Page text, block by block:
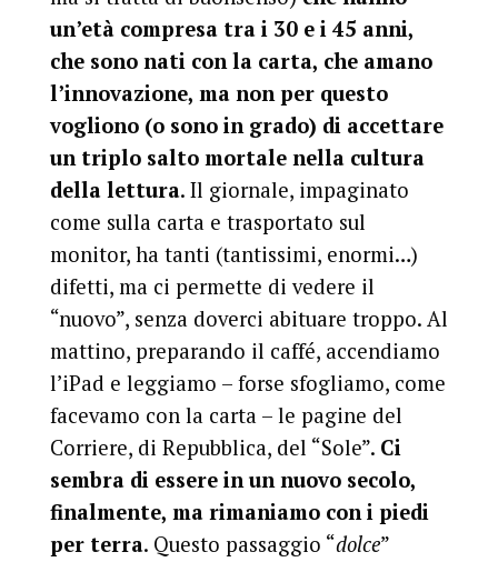
un’età compresa tra i 30 e i 45 anni,
che sono nati con la carta, che amano
l’innovazione, ma non per questo
vogliono (o sono in grado) di accettare
un triplo salto mortale nella cultura
della lettura. Il giornale, impaginato
come sulla carta e trasportato sul
monitor, ha tanti (tantissimi, enormi…)
difetti, ma ci permette di vedere il
“nuovo”, senza doverci abituare troppo. Al
mattino, preparando il caffé, accendiamo
l’iPad e leggiamo – forse sfogliamo, come
facevamo con la carta – le pagine del
Corriere, di Repubblica, del “Sole”. Ci
sembra di essere in un nuovo secolo,
finalmente, ma rimaniamo con i piedi
per terra. Questo passaggio “dolce”